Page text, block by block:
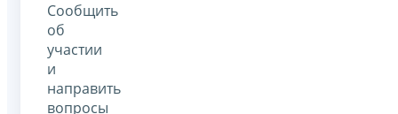
Сообщить
об
участии
и
направить
вопросы